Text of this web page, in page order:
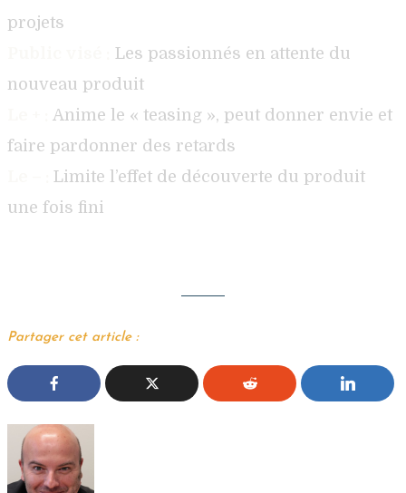
projets
Les passionnés en attente du
nouveau produit
Anime le « teasing », peut donner envie et
faire pardonner des retards
Limite l’effet de découverte du produit
une fois fini
Partager cet article :